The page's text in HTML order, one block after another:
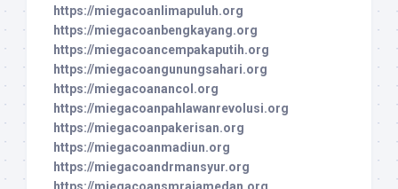
https://miegacoanlimapuluh.org
https://miegacoanbengkayang.org
https://miegacoancempakaputih.org
https://miegacoangunungsahari.org
https://miegacoanancol.org
https://miegacoanpahlawanrevolusi.org
https://miegacoanpakerisan.org
https://miegacoanmadiun.org
https://miegacoandrmansyur.org